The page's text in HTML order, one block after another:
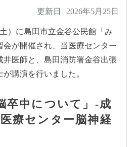
災害対応
更新日 2026年5月25日
）に島田市立金谷公民館「み
会が開催され、当医療センター
井医師と、島田消防署金谷出張
講演を行いました。
卒中について」-成
療センター脳神経